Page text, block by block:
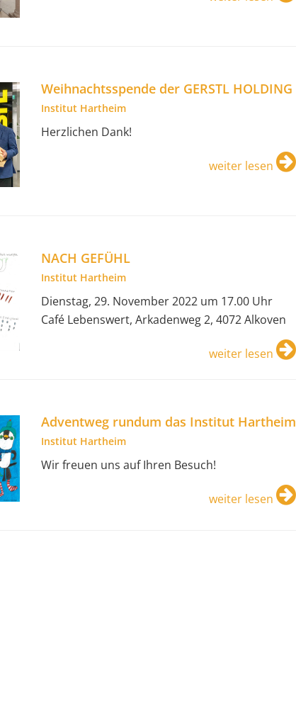
Weihnachtsspende der GERSTL HOLDING
Institut Hartheim
Herzlichen Dank!
weiter lesen
NACH GEFÜHL
Institut Hartheim
Dienstag, 29. November 2022 um 17.00 Uhr
Café Lebenswert, Arkadenweg 2, 4072 Alkoven
weiter lesen
Adventweg rundum das Institut Hartheim
Institut Hartheim
Wir freuen uns auf Ihren Besuch!
weiter lesen